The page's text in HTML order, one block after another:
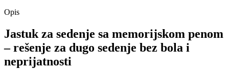
Opis
Jastuk za sedenje sa memorijskom penom
– rešenje za dugo sedenje bez bola i
neprijatnosti